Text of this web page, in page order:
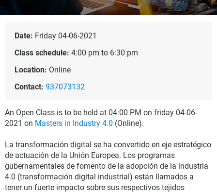
Date: Friday 04-06-2021
Class schedule: 4:00 pm to 6:30 pm
Location: Online
Contact: 937073132
An Open Class is to be held at 04:00 PM on friday 04-06-
2021 on Masters in Industry 4.0 (Online).
La transformación digital se ha convertido en eje estratégico
de actuación de la Unión Europea. Los programas
gubernamentales de fomento de la adopción de la industria
4.0 (transformación digital industrial) están llamados a
tener un fuerte impacto sobre sus respectivos tejidos